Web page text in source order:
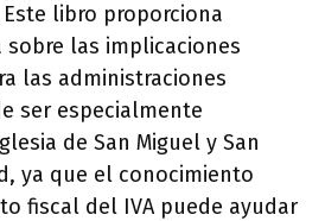
libro proporciona
las implicaciones
las administraciones
ser especialmente
de San Miguel y San
ya que el conocimiento
fiscal del IVA puede ayudar